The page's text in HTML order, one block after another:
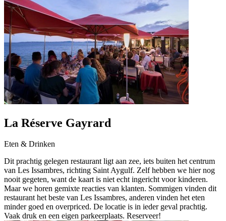
La Réserve Gayrard
Eten & Drinken
Dit prachtig gelegen restaurant ligt aan zee, iets buiten het centrum
van Les Issambres, richting Saint Aygulf. Zelf hebben we hier nog
nooit gegeten, want de kaart is niet echt ingericht voor kinderen.
Maar we horen gemixte reacties van klanten. Sommigen vinden dit
restaurant het beste van Les Issambres, anderen vinden het eten
minder goed en overpriced. De locatie is in ieder geval prachtig.
Vaak druk en een eigen parkeerplaats. Reserveer!